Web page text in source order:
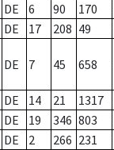
DE 6 90 170
DE 17 208 49
DE 7 45 658
DE 14 21 1317
DE 19 346 803
DE 2 266 231